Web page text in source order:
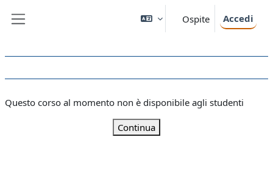
Ospite Accedi
Questo corso al momento non è disponibile agli studenti
Continua